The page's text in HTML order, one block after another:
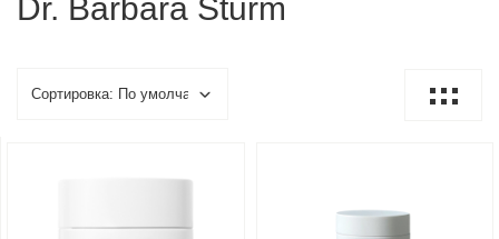
Dr. Barbara Sturm